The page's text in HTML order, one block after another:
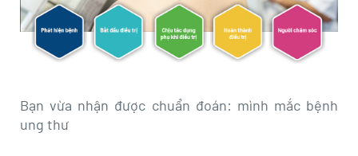
revamp
v2
Thay đổi giao diện
Bạn vừa nhận được chuẩn đoán: mình mắc bệnh
ung thư